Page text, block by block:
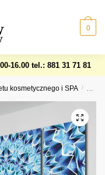
0
16.00 tel.: 881 31 71 81
kosmetycznego i SPA /